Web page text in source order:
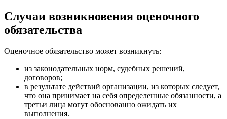
Случаи возникновения оценочного
обязательства
Оценочное обязательство может возникнуть:
из законодательных норм, судебных решений,
договоров;
в результате действий организации, из которых следует,
что она принимает на себя определенные обязанности, а
третьи лица могут обоснованно ожидать их
выполнения.